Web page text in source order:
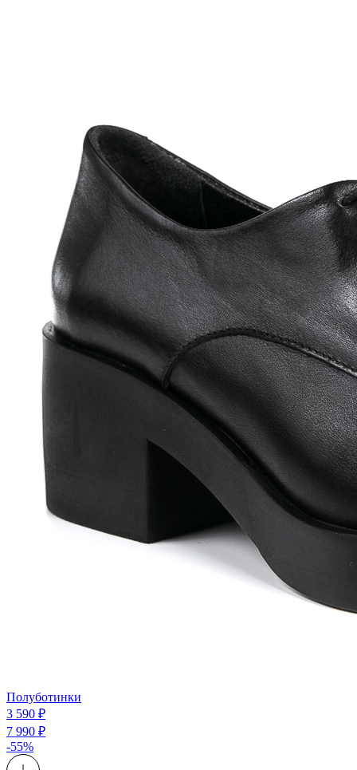
Полуботинки
3 590 ₽
7 990 ₽
-55%